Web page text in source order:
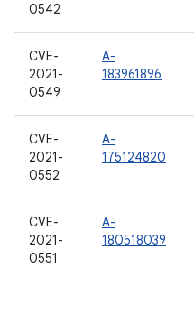
0542
CVE-
2021-
0549
A-
183961896
CVE-
2021-
0552
A-
175124820
CVE-
2021-
0551
A-
180518039